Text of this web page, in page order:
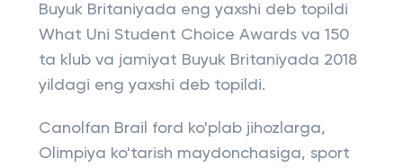
Buyuk Britaniyada eng yaxshi deb topildi
What Uni Student Choice Awards va 150
ta klub va jamiyat Buyuk Britaniyada 2018
yildagi eng yaxshi deb topildi.
Canolfan Brail ford ko'plab jihozlarga,
Olimpiya ko'tarish maydonchasiga, sport